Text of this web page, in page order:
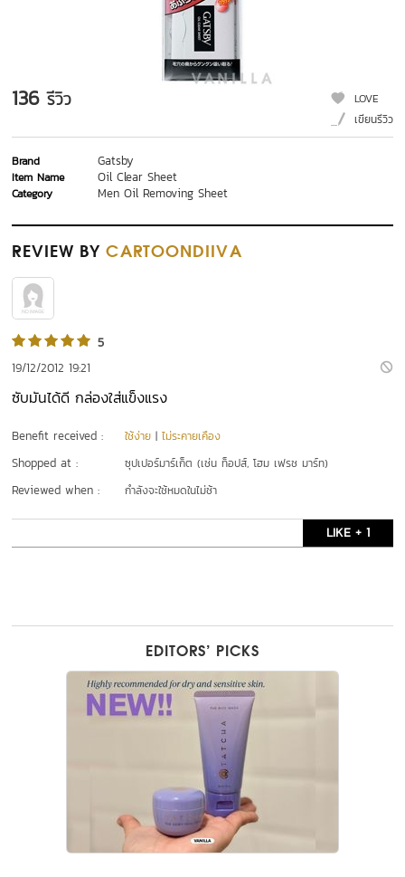
136 รีวิว
LOVE
เขียนรีวิว
Brand Gatsby
Item Name Oil Clear Sheet
Category Men Oil Removing Sheet
REVIEW BYCARTOONDIIVA
5
19/12/2012 19:21
ซับมันได้ดี กล่องใส่แข็งแรง
Benefit received : ใช้ง่าย |ไม่ระคายเคือง
Shopped at : ซุปเปอร์มาร์เก็ต (เช่น ท็อปส์, โฮม เฟรช มาร์ท)
Reviewed when : กำลังจะใช้หมดในไม่ช้า
LIKE + 1
EDITORS’ PICKS